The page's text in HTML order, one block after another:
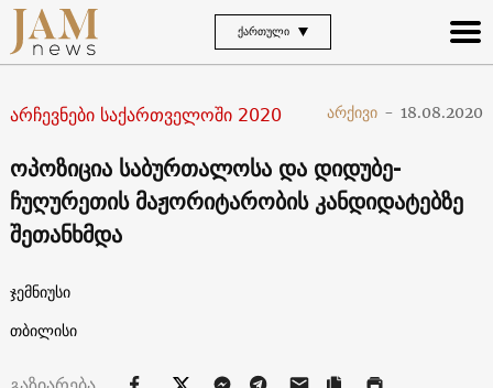
ᲥᲐᲠᲗᲣᲚᲘ
არჩევნები საქართველოში 2020 არქივი - 18.08.2020
ოპოზიცია საბურთალოსა და დიდუბე-
ჩუღურეთის მაჟორიტარობის კანდიდატებზე
შეთანხმდა
ჯემნიუსი
თბილისი